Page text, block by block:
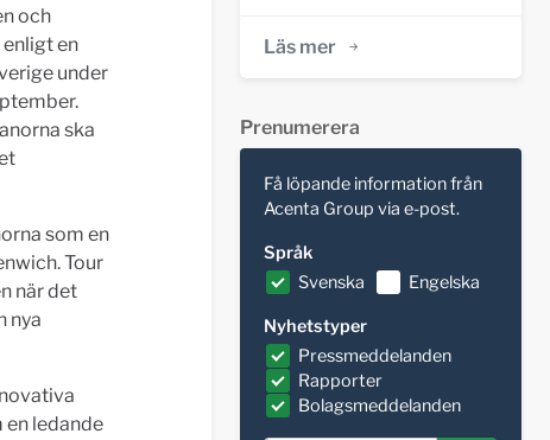
och
en
under
ska
som en
Tour
när det
nya
ledande
Läs mer
Prenumerera
Få löpande information från
Acenta Group via e-post.
Språk
Svenska
Engelska
Nyhetstyper
Pressmeddelanden
Rapporter
Bolagsmeddelanden